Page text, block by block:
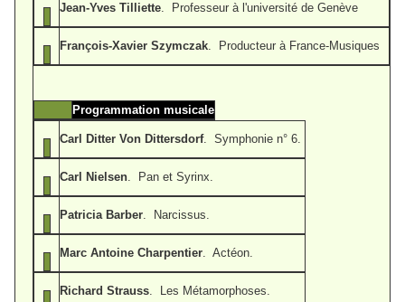
Jean-Yves Tilliette. Professeur à l'université de Genève
François-Xavier Szymczak. Producteur à France-Musiques
Programmation musicale
Carl Ditter Von Dittersdorf. Symphonie n° 6.
Carl Nielsen. Pan et Syrinx.
Patricia Barber. Narcissus.
Marc Antoine Charpentier. Actéon.
Richard Strauss. Les Métamorphoses.